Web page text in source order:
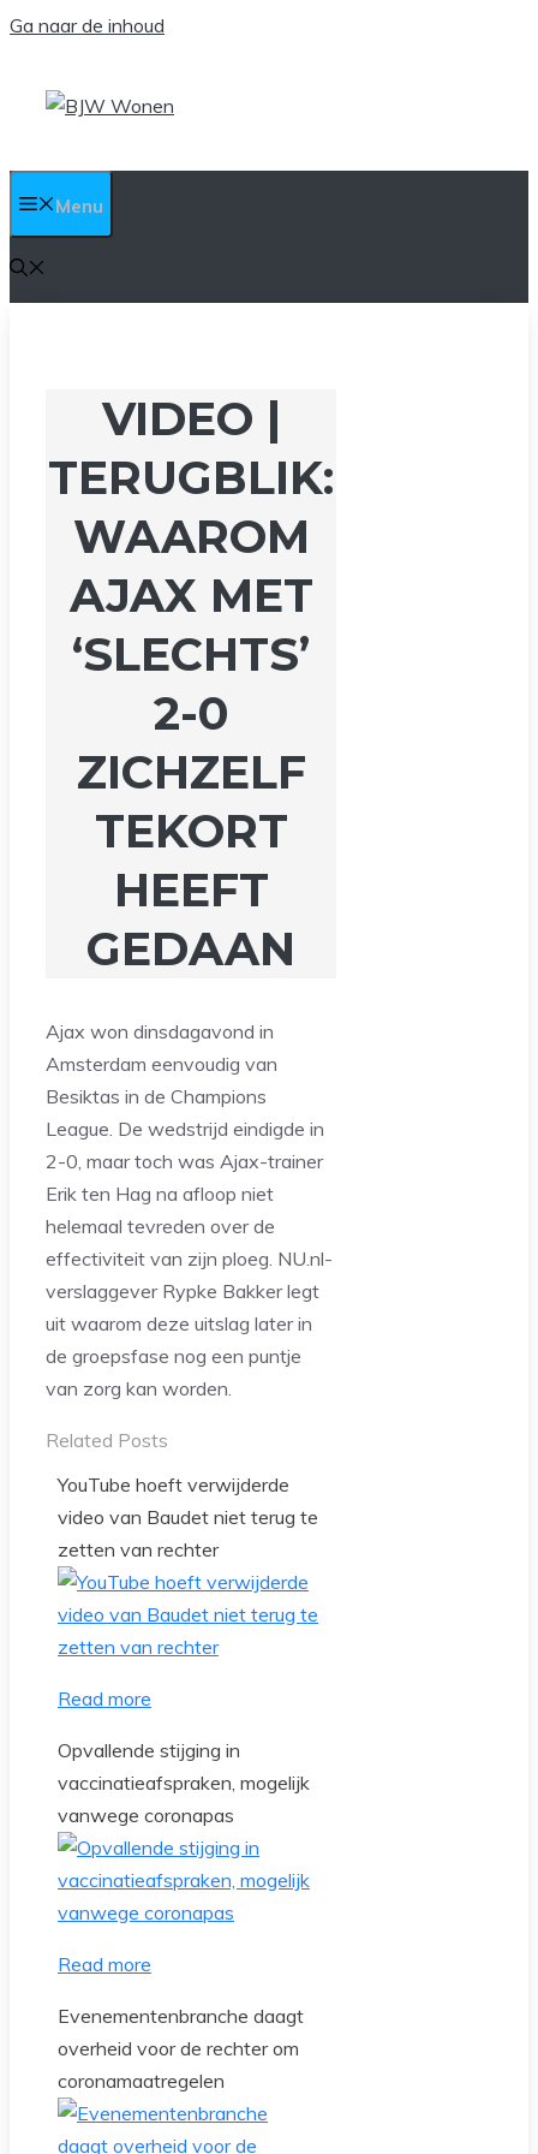
Ga naar de inhoud
Menu
VIDEO |
TERUGBLIK:
WAAROM
AJAX MET
‘SLECHTS’
2-0
ZICHZELF
TEKORT
HEEFT
GEDAAN
Ajax won dinsdagavond in
Amsterdam eenvoudig van
Besiktas in de Champions
League. De wedstrijd eindigde in
2-0, maar toch was Ajax-trainer
Erik ten Hag na afloop niet
helemaal tevreden over de
effectiviteit van zijn ploeg. NU.nl-
verslaggever Rypke Bakker legt
uit waarom deze uitslag later in
de groepsfase nog een puntje
van zorg kan worden.
Related Posts
YouTube hoeft verwijderde
video van Baudet niet terug te
zetten van rechter
Read more
Opvallende stijging in
vaccinatieafspraken, mogelijk
vanwege coronapas
Read more
Evenementenbranche daagt
overheid voor de rechter om
coronamaatregelen